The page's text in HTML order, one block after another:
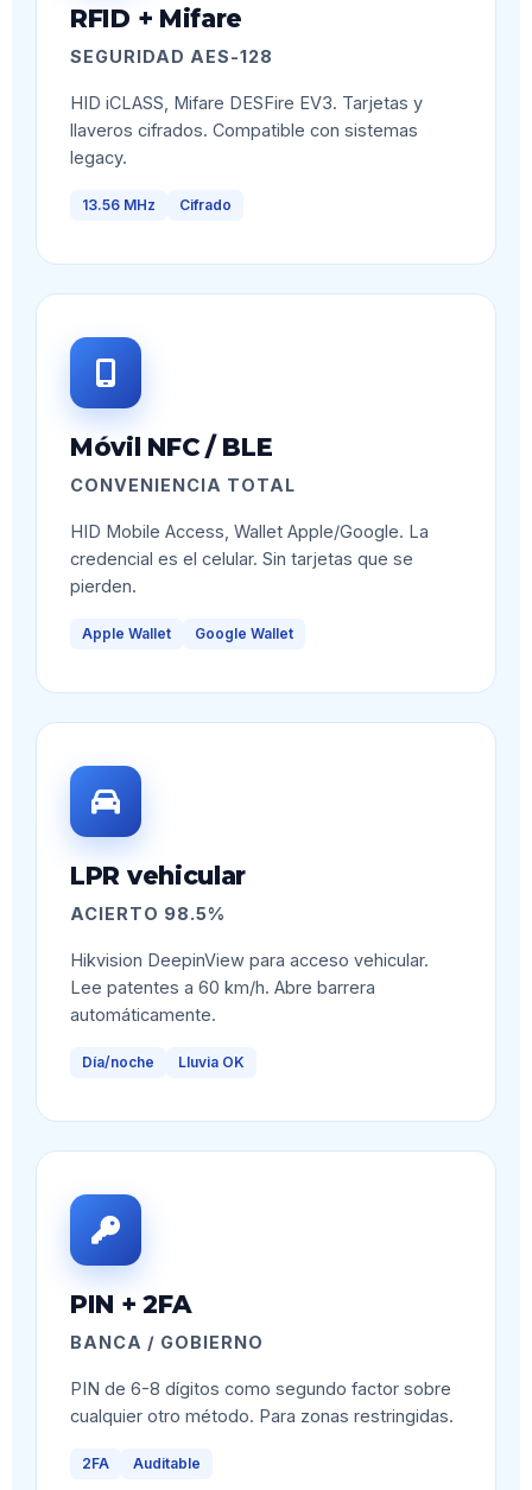
RFID + Mifare
SEGURIDAD AES-128
HID iCLASS, Mifare DESFire EV3. Tarjetas y
llaveros cifrados. Compatible con sistemas
legacy.
13.56 MHz Cifrado
Móvil NFC / BLE
CONVENIENCIA TOTAL
HID Mobile Access, Wallet Apple/Google. La
credencial es el celular. Sin tarjetas que se
pierden.
Apple Wallet Google Wallet
LPR vehicular
ACIERTO 98.5%
Hikvision DeepinView para acceso vehicular.
Lee patentes a 60 km/h. Abre barrera
automáticamente.
Día/noche Lluvia OK
PIN + 2FA
BANCA / GOBIERNO
PIN de 6-8 dígitos como segundo factor sobre
cualquier otro método. Para zonas restringidas.
2FA Auditable